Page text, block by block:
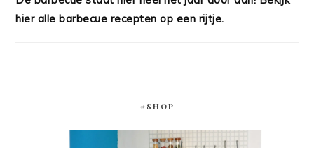
hier alle barbecue recepten op een rijtje.
#SHOP